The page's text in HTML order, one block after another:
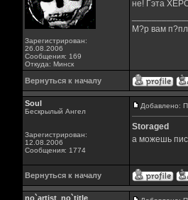
Зарегистрирован:
26.08.2006
Сообщения: 169
Откуда: Минск
не! Гэта
М?р вам
Вернуться к началу
Soul
Бескрылый Ангел
Зарегистрирован:
12.08.2006
Сообщения: 1774
Добавлено:
Storaged
а можешь
Вернуться к началу
no`artist_no`title